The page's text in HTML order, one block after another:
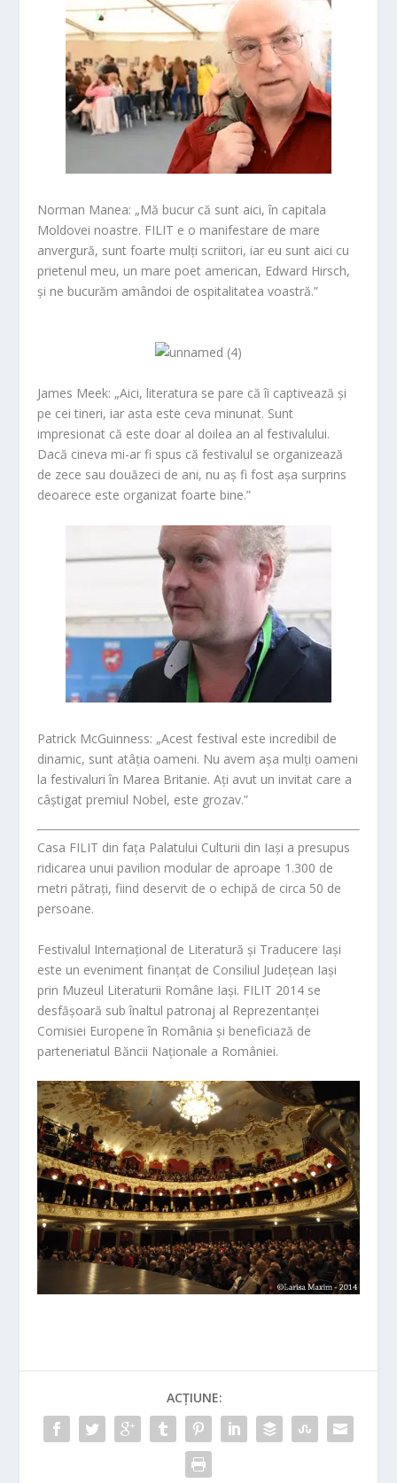
Norman Manea: „Mă bucur că sunt aici, în capitala
Moldovei noastre. FILIT e o manifestare de mare
anvergură, sunt foarte mulți scriitori, iar eu sunt aici cu
prietenul meu, un mare poet american, Edward Hirsch,
și ne bucurăm amândoi de ospitalitatea voastră.”
James Meek: „Aici, literatura se pare că îi captivează și
pe cei tineri, iar asta este ceva minunat. Sunt
impresionat că este doar al doilea an al festivalului.
Dacă cineva mi-ar fi spus că festivalul se organizează
de zece sau douăzeci de ani, nu aș fi fost așa surprins
deoarece este organizat foarte bine.”
Patrick McGuinness: „Acest festival este incredibil de
dinamic, sunt atâția oameni. Nu avem așa mulți oameni
la festivaluri în Marea Britanie. Ați avut un invitat care a
câștigat premiul Nobel, este grozav.”
Casa FILIT din fața Palatului Culturii din Iași a presupus
ridicarea unui pavilion modular de aproape 1.300 de
metri pătrați, fiind deservit de o echipă de circa 50 de
persoane.
Festivalul Internațional de Literatură și Traducere Iași
este un eveniment finanțat de Consiliul Județean Iași
prin Muzeul Literaturii Române Iași. FILIT 2014 se
desfășoară sub înaltul patronaj al Reprezentanței
Comisiei Europene în România și beneficiază de
parteneriatul Băncii Naționale a României.
ACȚIUNE: